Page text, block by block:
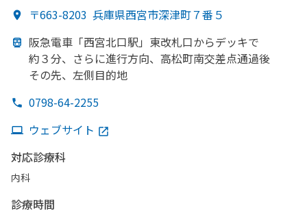
〒663-8203 兵庫県西宮市深津町７番５
阪急電車 「西宮北口駅」 東改札口からデッキで
約３分、 さらに進行方向、 高松町南交差点通過後
その先、 左側目的地
0798-64-2255
ウェブサイト
対応診療科
内科
診療時間